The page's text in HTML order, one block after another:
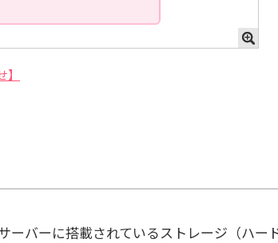
ーバーに搭載されているストレージ（ハー